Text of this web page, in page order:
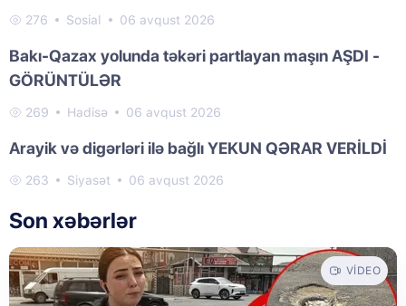
276 Sosial 06 avqust 2026
Bakı-Qazax yolunda təkəri partlayan maşın AŞDI -
GÖRÜNTÜLƏR
269 Hadisə 06 avqust 2026
Arayik və digərləri ilə bağlı YEKUN QƏRAR VERİLDİ
263 Siyasət 06 avqust 2026
Son xəbərlər
VIDEO